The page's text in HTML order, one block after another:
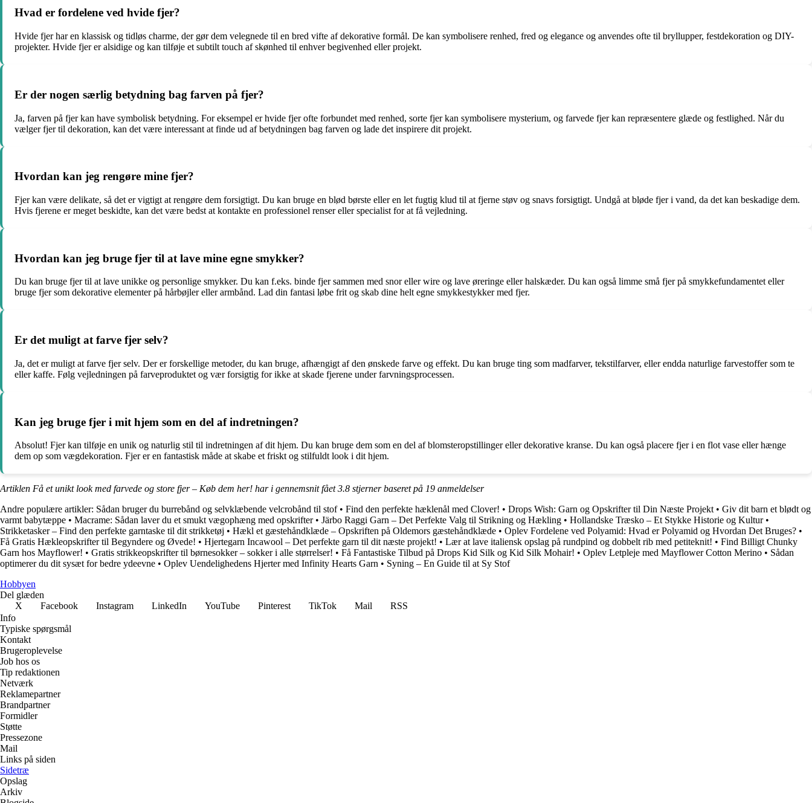
Hvad er fordelene ved hvide fjer?
Hvide fjer har en klassisk og tidløs charme, der gør dem velegnede til en bred vifte af dekorative formål. De kan symbolisere renhed, fred og elegance og anvendes ofte til bryllupper, festdekoration og DIY-
projekter. Hvide fjer er alsidige og kan tilføje et subtilt touch af skønhed til enhver begivenhed eller projekt.
Er der nogen særlig betydning bag farven på fjer?
Ja, farven på fjer kan have symbolisk betydning. For eksempel er hvide fjer ofte forbundet med renhed, sorte fjer kan symbolisere mysterium, og farvede fjer kan repræsentere glæde og festlighed. Når du
vælger fjer til dekoration, kan det være interessant at finde ud af betydningen bag farven og lade det inspirere dit projekt.
Hvordan kan jeg rengøre mine fjer?
Fjer kan være delikate, så det er vigtigt at rengøre dem forsigtigt. Du kan bruge en blød børste eller en let fugtig klud til at fjerne støv og snavs forsigtigt. Undgå at bløde fjer i vand, da det kan beskadige dem.
Hvis fjerene er meget beskidte, kan det være bedst at kontakte en professionel renser eller specialist for at få vejledning.
Hvordan kan jeg bruge fjer til at lave mine egne smykker?
Du kan bruge fjer til at lave unikke og personlige smykker. Du kan f.eks. binde fjer sammen med snor eller wire og lave øreringe eller halskæder. Du kan også limme små fjer på smykkefundamentet eller
bruge fjer som dekorative elementer på hårbøjler eller armbånd. Lad din fantasi løbe frit og skab dine helt egne smykkestykker med fjer.
Er det muligt at farve fjer selv?
Ja, det er muligt at farve fjer selv. Der er forskellige metoder, du kan bruge, afhængigt af den ønskede farve og effekt. Du kan bruge ting som madfarver, tekstilfarver, eller endda naturlige farvestoffer som te
eller kaffe. Følg vejledningen på farveproduktet og vær forsigtig for ikke at skade fjerene under farvningsprocessen.
Kan jeg bruge fjer i mit hjem som en del af indretningen?
Absolut! Fjer kan tilføje en unik og naturlig stil til indretningen af dit hjem. Du kan bruge dem som en del af blomsteropstillinger eller dekorative kranse. Du kan også placere fjer i en flot vase eller hænge
dem op som vægdekoration. Fjer er en fantastisk måde at skabe et friskt og stilfuldt look i dit hjem.
Artiklen Få et unikt look med farvede og store fjer – Køb dem her! har i gennemsnit fået3.8 stjerner baseret på 19 anmeldelser
Andre populære artikler: Sådan bruger du burrebånd og selvklæbende velcrobånd til stof• Find den perfekte hæklenål med Clover! • Drops Wish: Garn og Opskrifter til Din Næste Projekt • Giv dit barn et blødt og
varmt babytæppe • Macrame: Sådan laver du et smukt vægophæng med opskrifter• Järbo Raggi Garn – Det Perfekte Valg til Strikning og Hækling • Hollandske Træsko – Et Stykke Historie og Kultur•
Strikketasker – Find den perfekte garntaske til dit strikketøj • Hækl et gæstehåndklæde – Opskriften på Oldemors gæstehåndklæde • Oplev Fordelene ved Polyamid: Hvad er Polyamid og Hvordan Det Bruges? •
Få Gratis Hækleopskrifter til Begyndere og Øvede! • Hjertegarn Incawool – Det perfekte garn til dit næste projekt! • Lær at lave italiensk opslag på rundpind og dobbelt rib med petiteknit! • Find Billigt Chunky
Garn hos Mayflower! • Gratis strikkeopskrifter til børnesokker – sokker i alle størrelser! • Få Fantastiske Tilbud på Drops Kid Silk og Kid Silk Mohair! • Oplev Letpleje med Mayflower Cotton Merino • Sådan
optimerer du dit sysæt for bedre ydeevne • Oplev Uendelighedens Hjerter med Infinity Hearts Garn • Syning – En Guide til at Sy Stof
Hobbyen
Del glæden
X
Facebook Instagram LinkedIn YouTube Pinterest TikTok Mail
RSS
Info
Typiske spørgsmål
Kontakt
Brugeroplevelse
Job hos os
Tip redaktionen
Netværk
Reklamepartner
Brandpartner
Formidler
Støtte
Pressezone
Mail
Links på siden
Sidetræ
Opslag
Arkiv